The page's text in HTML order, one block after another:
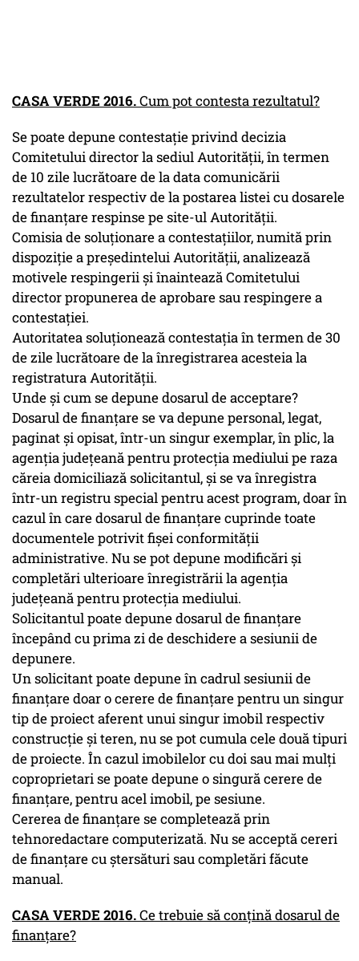
CASA VERDE 2016.Cum pot contesta rezultatul?
Se poate depune contestaţie privind decizia
Comitetului director la sediul Autorităţii, în termen
de 10 zile lucrătoare de la data comunicării
rezultatelor respectiv de la postarea listei cu dosarele
de finanţare respinse pe site-ul Autorităţii.
Comisia de soluţionare a contestaţiilor, numită prin
dispoziţie a preşedintelui Autorităţii, analizează
motivele respingerii şi înaintează Comitetului
director propunerea de aprobare sau respingere a
contestaţiei.
Autoritatea soluţionează contestaţia în termen de 30
de zile lucrătoare de la înregistrarea acesteia la
registratura Autorităţii.
Unde şi cum se depune dosarul de acceptare?
Dosarul de finanţare se va depune personal, legat,
paginat şi opisat, într-un singur exemplar, în plic, la
agenţia judeţeană pentru protecţia mediului pe raza
căreia domiciliază solicitantul, și se va înregistra
într-un registru special pentru acest program, doar în
cazul în care dosarul de finanțare cuprinde toate
documentele potrivit fișei conformității
administrative. Nu se pot depune modificări și
completări ulterioare înregistrării la agenţia
judeţeană pentru protecţia mediului.
Solicitantul poate depune dosarul de finanţare
începând cu prima zi de deschidere a sesiunii de
depunere.
Un solicitant poate depune în cadrul sesiunii de
finanţare doar o cerere de finanţare pentru un singur
tip de proiect aferent unui singur imobil respectiv
construcție și teren, nu se pot cumula cele două tipuri
de proiecte. În cazul imobilelor cu doi sau mai mulţi
coproprietari se poate depune o singură cerere de
finanţare, pentru acel imobil, pe sesiune.
Cererea de finanţare se completează prin
tehnoredactare computerizată. Nu se acceptă cereri
de finanţare cu ştersături sau completări făcute
manual.
CASA VERDE 2016.Ce trebuie să conţină dosarul de
finanţare?